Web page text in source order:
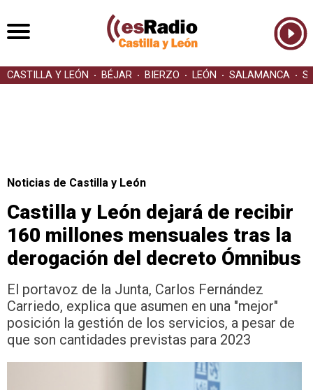
CASTILLA Y LEÓN BÉJAR BIERZO LEÓN SALAMANCA
Noticias de Castilla y León
Castilla y León dejará de recibir
160 millones mensuales tras la
derogación del decreto Ómnibus
El portavoz de la Junta, Carlos Fernández
Carriedo, explica que asumen en una "mejor"
posición la gestión de los servicios, a pesar de
que son cantidades previstas para 2023